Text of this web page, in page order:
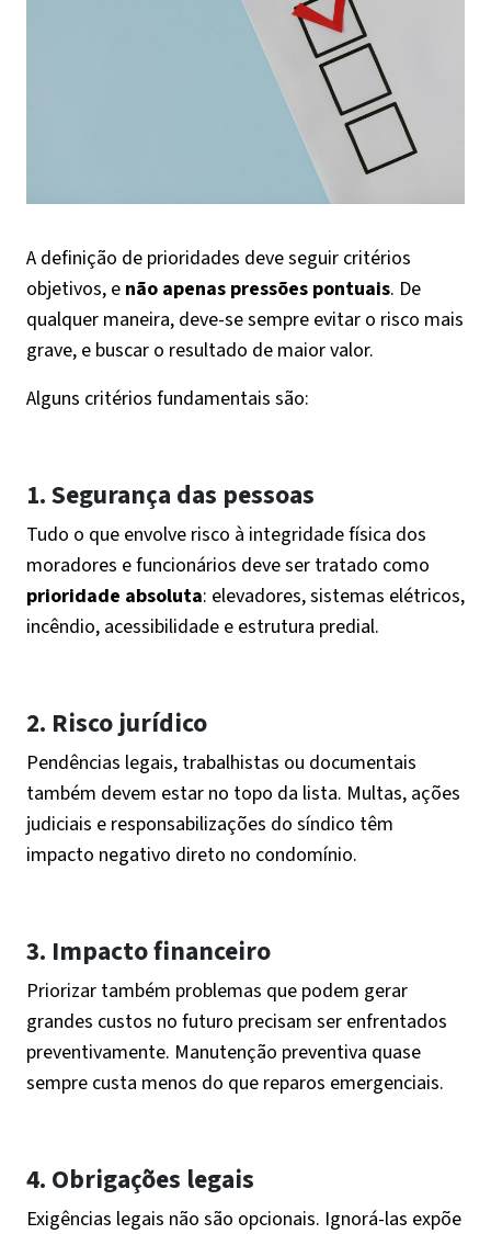
A definição de prioridades deve seguir critérios
objetivos, e não apenas pressões pontuais. De
qualquer maneira, deve-se sempre evitar o risco mais
grave, e buscar o resultado de maior valor.
Alguns critérios fundamentais são:
1. Segurança das pessoas
Tudo o que envolve risco à integridade física dos
moradores e funcionários deve ser tratado como
prioridade absoluta: elevadores, sistemas elétricos,
incêndio, acessibilidade e estrutura predial.
2. Risco jurídico
Pendências legais, trabalhistas ou documentais
também devem estar no topo da lista. Multas, ações
judiciais e responsabilizações do síndico têm
impacto negativo direto no condomínio.
3. Impacto financeiro
Priorizar também problemas que podem gerar
grandes custos no futuro precisam ser enfrentados
preventivamente. Manutenção preventiva quase
sempre custa menos do que reparos emergenciais.
4. Obrigações legais
Exigências legais não são opcionais. Ignorá-las expõe